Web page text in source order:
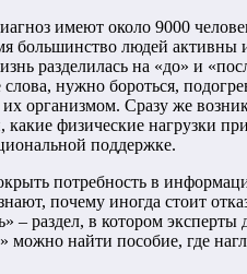
имеют около 9000
большинство людей активны
разделилась на «до» и
нужно бороться,
организмом. Сразу же
какие физические нагрузки
поддержке.
потребность в
почему иногда стоит
раздел, в котором эксперты
найти пособие, где